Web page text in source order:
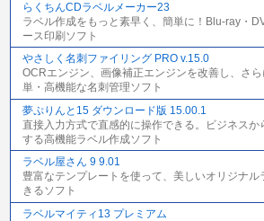
らくちんCDラベルメーカー23
ラベル作成をもっと素早く、簡単に！Blu-ray・
ース印刷ソフト
やさしく名刺ファイリング PRO v.15.0
OCRエンジン、画像補正エンジンを改善し、さ
単・高機能な名刺管理ソフト
夢ぷりんと15 ダウンロード版 15.00.1
直接入力方式で直感的に操作できる。ビジネスか
する高機能ラベル作成ソフト
ラベル屋さん 9 9.01
豊富なテンプレートを使って、美しいオリジナル
きるソフト
ラベルマイティ13 プレミアム